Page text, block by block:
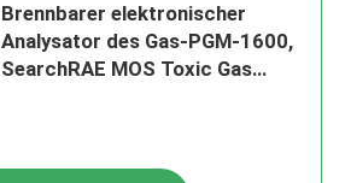
Brennbarer elektronischer
Analysator des Gas-PGM-1600,
SearchRAE MOS Toxic Gas